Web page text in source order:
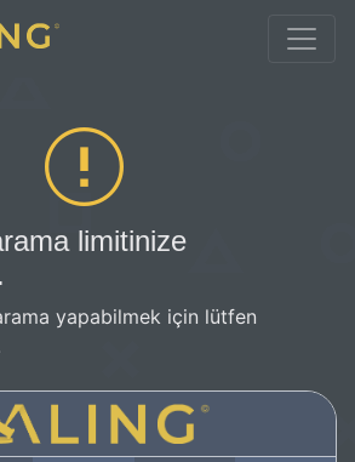
limitinize
yapabilmek için lütfen